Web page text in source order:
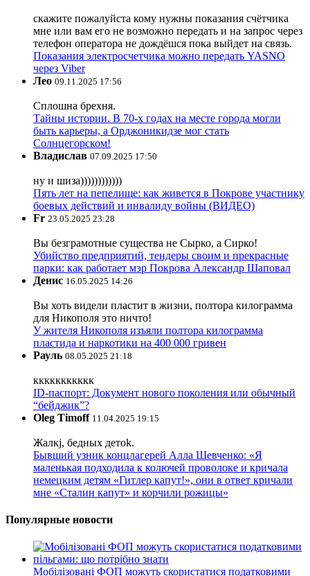
скажите пожалуйста кому нужны показания счётчика
мне или вам его не возможно передать и на запрос через
телефон оператора не дождёшся пока выйдет на связь.
Показания электросчетчика можно передать YASNO
через Viber
Лео 09.11.2025 17:56
Сплошна брехня.
Тайны истории. В 70-х годах на месте города могли
быть карьеры, а Орджоникидзе мог стать
Солнцегорском!
Владислав 07.09.2025 17:50
ну и шиза))))))))))))
Пять лет на пепелище: как живется в Покрове участнику
боевых действий и инвалиду войны (ВИДЕО)
Fr 23.05.2025 23:28
Вы безграмотные существа не Сырко, а Сирко!
Убийство предприятий, тендеры своим и прекрасные
парки: как работает мэр Покрова Александр Шаповал
Денис 16.05.2025 14:26
Вы хоть видели пластит в жизни, полтора килограмма
для Никополя это ничто!
У жителя Никополя изъяли полтора килограмма
пластида и наркотики на 400 000 гривен
Рауль 08.05.2025 21:18
ккккккккккк
ID-паспорт: Документ нового поколения или обычный
“бейджик”?
Oleg Timoff 11.04.2025 19:15
Жалкj, бедных детok.
Бывший узник концлагерей Алла Шевченко: «Я
маленькая подходила к колючей проволоке и кричала
немецким детям «Гитлер капут!», они в ответ кричали
мне «Сталин капут» и корчили рожицы»
Популярные новости
Мобілізовані ФОП можуть скористатися податковими